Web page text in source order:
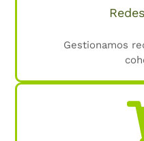
Gestionamos